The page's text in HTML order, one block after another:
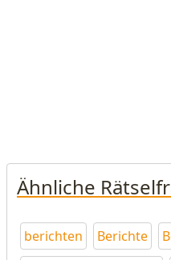
Ähnliche
berichten Berichte